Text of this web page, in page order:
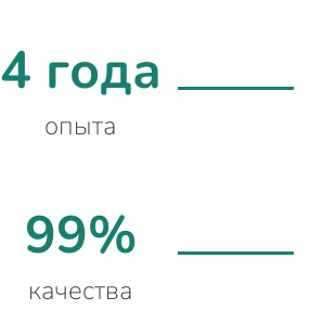
4 года
опыта
99%
качества